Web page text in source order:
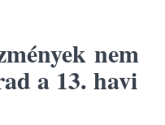
nem
a 13. havi